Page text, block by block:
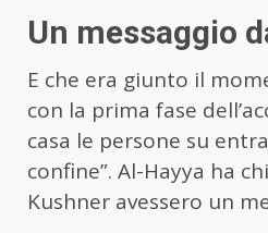
Un messaggio
E che era giunto il
con la prima fase
casa le persone su
confine”. Al-Hayya ha
Kushner avessero un